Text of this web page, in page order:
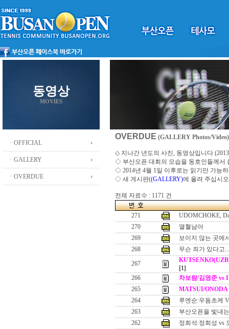
동영상
MOVIES
ㆍOFFICIAL
ㆍGALLERY
ㆍOVERDUE
OVERDUE (GALLERY Photos/Video)
◇ 지나간 년도의 사진, 동영상입니다
◇ 부산오픈 대회의 모습을 동호인들께서
◇ 2014년 4월 1일 이후로는 읽기만 가능
◇ 새 게시판((GALLERY)에 올려 주십시오
전체 자료수 : 1171 건
271
UDOMCHOKE,
270
열혈남아
269
보이지 않는 곳에
268
무슨 죄가 있다고
267
[1]
266
차보람/김영준
265
MATSUI/
264
루엔순:우돔초케
263
부산오픈을 빛내
262
정희석:정희성 vs